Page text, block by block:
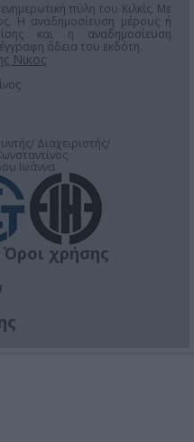
πύλη του Κιλκίς. Με
Η αναδημοσίευση μέρους ή
και η αναδημοσίευση
άδεια του εκδότη.
Νικος
Διαχειριστής/
Ιωάννα
Όροι χρήσης